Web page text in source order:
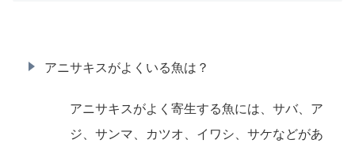
アニサキスがよくいる魚は？
アニサキスがよく寄生する魚には、サバ、ア
ジ、サンマ、カツオ、イワシ、サケなどがあ